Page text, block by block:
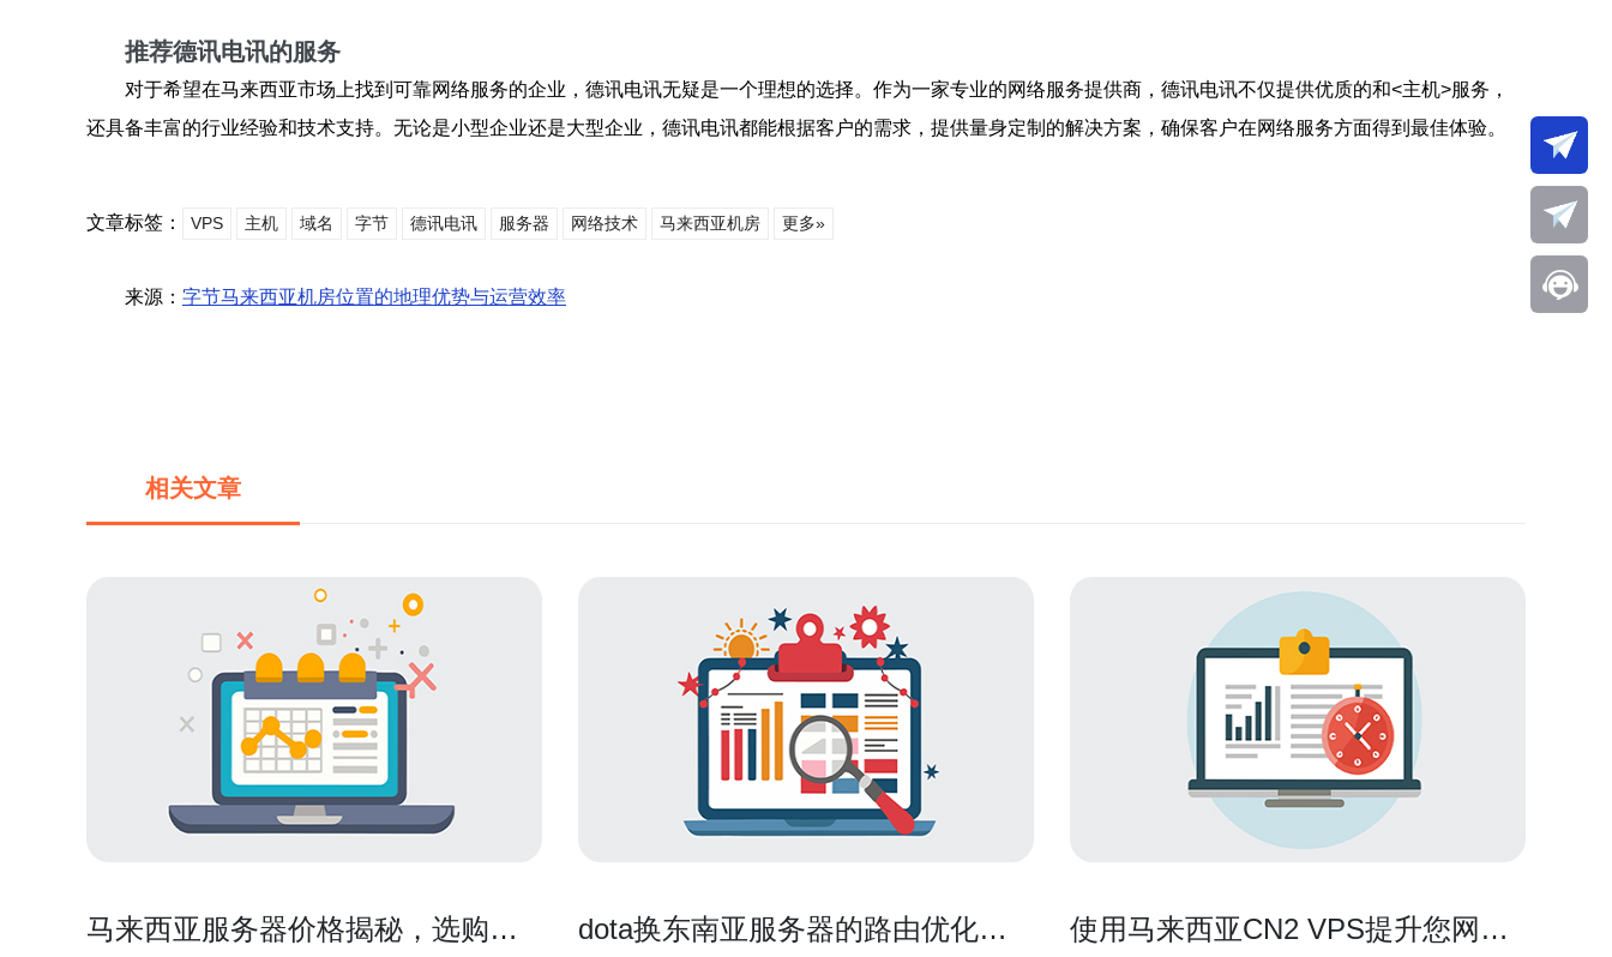
推荐德讯电讯的服务
对于希望在马来西亚市场上找到可靠网络服务的企业，德讯电讯无疑是一个理想的选择。作为一家专业的网络服务提供商，德讯电讯不仅提供优质的和<主机>服务，
还具备丰富的行业经验和技术支持。无论是小型企业还是大型企业，德讯电讯都能根据客户的需求，提供量身定制的解决方案，确保客户在网络服务方面得到最佳体验。
文章标签： VPS 主机 域名 字节 德讯电讯 服务器 网络技术 马来西亚机房 更多»
来源： 字节马来西亚机房位置的地理优势与运营效率
相关文章
马来西亚服务器价格揭秘，选购时
dota换东南亚服务器的路由优化技
使用马来西亚CN2 VPS提升您网站